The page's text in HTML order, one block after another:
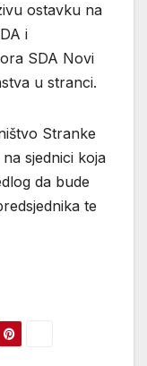
ostavku na
i
SDA Novi
u stranci.
Stranke
sjednici koja
da bude
te